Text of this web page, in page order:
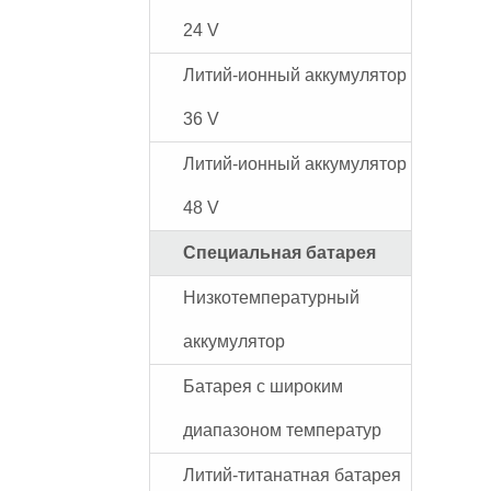
24 V
Литий-ионный аккумулятор
36 V
Литий-ионный аккумулятор
48 V
Специальная батарея
Низкотемпературный
аккумулятор
Батарея с широким
диапазоном температур
Литий-титанатная батарея